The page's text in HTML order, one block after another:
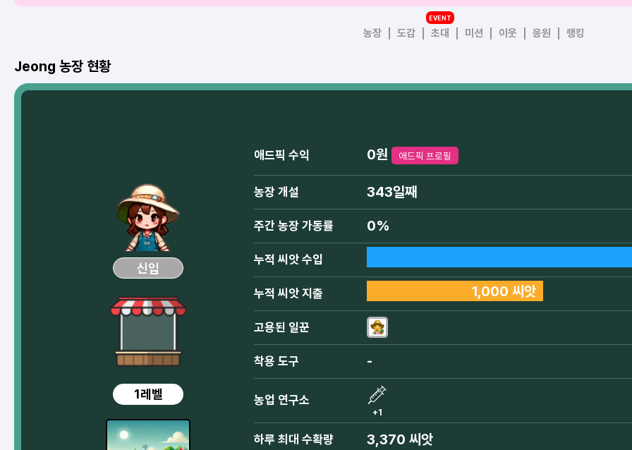
농장 도감 초대
EVENT
미션 이웃 응원 랭킹
Jeong 농장 현황
신입
1레벨
애드픽 수익 0원 애드픽 프로필
농장 개설 343일째
주간 농장 가동률 0%
누적 씨앗 수입
누적 씨앗 지출 1,000 씨앗
고용된 일꾼
착용 도구 -
농업 연구소
+1
하루 최대 수확량 3,370 씨앗